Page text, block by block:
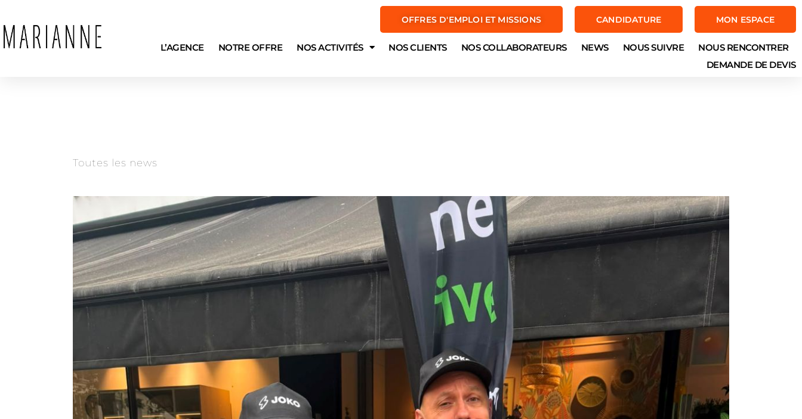
OFFRES D'EMPLOI ET MISSIONS CANDIDATURE MON ESPACE
L’AGENCE NOTRE OFFRE NOS ACTIVITÉS NOS CLIENTS NOS COLLABORATEURS NEWS NOUS SUIVRE
NOUS RENCONTRER
DEMANDE DE DEVIS
Toutes les news